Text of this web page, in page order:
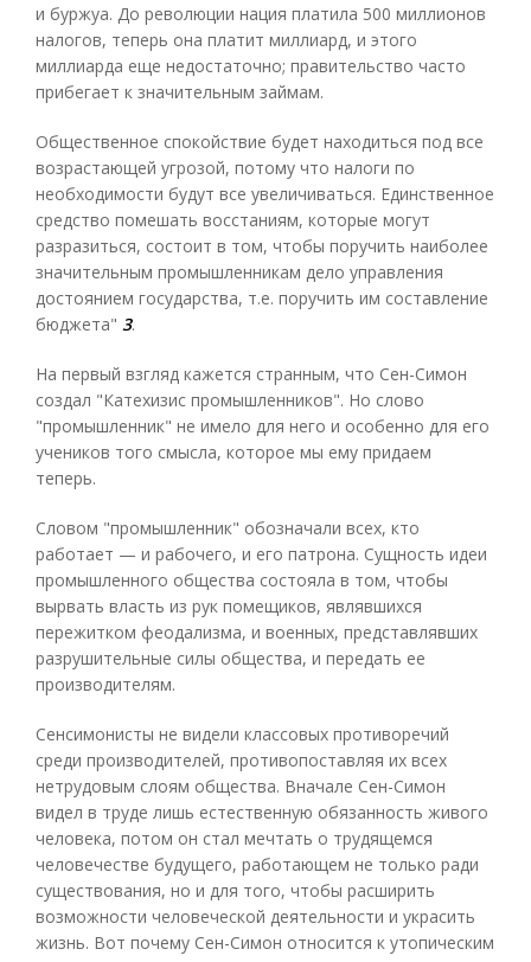
и буржуа. До революции нация платила 500 миллионов
налогов, теперь она платит миллиард, и этого
миллиарда еще недостаточно; правительство часто
прибегает к значительным займам.
Общественное спокойствие будет находиться под все
возрастающей угрозой, потому что налоги по
необходимости будут все увеличиваться. Единственное
средство помешать восстаниям, которые могут
разразиться, состоит в том, чтобы поручить наиболее
значительным промышленникам дело управления
достоянием государства, т.е. поручить им составление
бюджета" 3.
На первый взгляд кажется странным, что Сен-Симон
создал "Катехизис промышленников". Но слово
"промышленник" не имело для него и особенно для его
учеников того смысла, которое мы ему придаем
теперь.
Словом "промышленник" обозначали всех, кто
работает — и рабочего, и его патрона. Сущность идеи
промышленного общества состояла в том, чтобы
вырвать власть из рук помещиков, являвшихся
пережитком феодализма, и военных, представлявших
разрушительные силы общества, и передать ее
производителям.
Сенсимонисты не видели классовых противоречий
среди производителей, противопоставляя их всех
нетрудовым слоям общества. Вначале Сен-Симон
видел в труде лишь естественную обязанность живого
человека, потом он стал мечтать о трудящемся
человечестве будущего, работающем не только ради
существования, но и для того, чтобы расширить
возможности человеческой деятельности и украсить
жизнь. Вот почему Сен-Симон относится к утопическим